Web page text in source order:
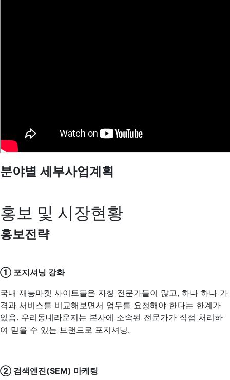
분야별 세부사업계획
홍보 및 시장현황
홍보전략
① 포지셔닝 강화
국내 재능마켓 사이트들은 자칭 전문가들이 많고, 하나 하나 가
격과 서비스를 비교해보면서 업무를 요청해야 한다는 한계가
있음. 우리동네라운지는 본사에 소속된 전문가가 직접 처리하
여 믿을 수 있는 브랜드로 포지셔닝.
② 검색엔진(SEM) 마케팅